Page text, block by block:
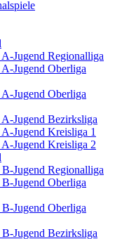
Jugend Regionalliga
Jugend Oberliga
Jugend Oberliga
Jugend Bezirksliga
Jugend Kreisliga 1
Jugend Kreisliga 2
Jugend Regionalliga
Jugend Oberliga
Jugend Oberliga
Jugend Bezirksliga